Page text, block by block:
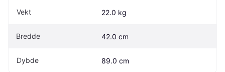
Vekt 22.0 kg
Bredde 42.0 cm
Dybde 89.0 cm